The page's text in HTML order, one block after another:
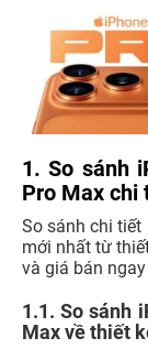
1. So sánh
Pro Max chi
So sánh chi tiết
mới nhất từ
và giá bán
1.1. So sánh
Max về thiết